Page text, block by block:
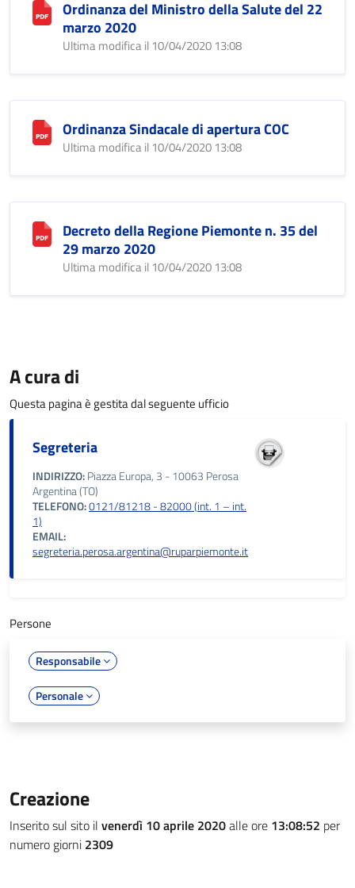
Ordinanza del Ministro della Salute del 22
marzo 2020
Ultima modifica il 10/04/2020 13:08
Ordinanza Sindacale di apertura COC
Ultima modifica il 10/04/2020 13:08
Decreto della Regione Piemonte n. 35 del
29 marzo 2020
Ultima modifica il 10/04/2020 13:08
A cura di
Questa pagina è gestita dal seguente ufficio
Segreteria
INDIRIZZO:Piazza Europa, 3 - 10063 Perosa
Argentina (TO)
TELEFONO:0121/81218 - 82000 (int. 1 – int.
1)
EMAIL:
segreteria.perosa.argentina@ruparpiemonte.it
Persone
Responsabile
Personale
Creazione
Inserito sul sito il venerdì 10 aprile 2020alle ore 13:08:52 per
numero giorni 2309